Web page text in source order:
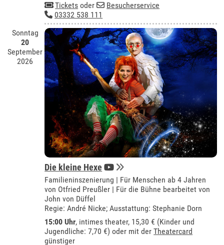
Tickets oder
Besucherservice
03332 538 111
Sonntag
20
September
2026
Die kleine Hexe
Familieninszenierung | Für Menschen ab 4 Jahren
von Otfried Preußler | Für die Bühne bearbeitet von
John von Düffel
Regie: André Nicke; Ausstattung: Stephanie Dorn
15:00 Uhr, intimes theater, 15,30 € (Kinder und
Jugendliche: 7,70 €) oder mit derTheatercard
günstiger